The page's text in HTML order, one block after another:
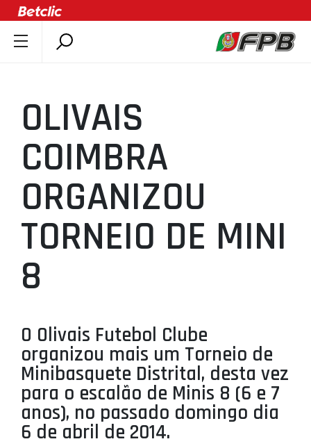
ÚLTIMAS
COMPETIÇÕES
ASSOCIAÇÕES
CLUBES
AGENTES
AGENDA
SELEÇÕES
MINIBASQUETE
PROJETOS
LIGA BETCLIC MASCULINA
LIGA BETCLIC FEMININA
OLIVAIS
COIMBRA
ORGANIZOU
TORNEIO DE MINI
8
O Olivais Futebol Clube
organizou mais um Torneio de
Minibasquete Distrital, desta vez
para o escalão de Minis 8 (6 e 7
anos), no passado domingo dia
6 de abril de 2014.